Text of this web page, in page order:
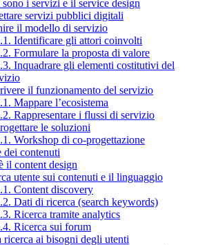
sono i servizi e il service design
servizi pubblici digitali
il modello di servizio
Identificare gli attori coinvolti
Formulare la proposta di valore
Inquadrare gli elementi costitutivi del
il funzionamento del servizio
Mappare l’ecosistema
Rappresentare i flussi di servizio
le soluzioni
Workshop di co-progettazione
dei contenuti
il content design
utente sui contenuti e il linguaggio
Content discovery
Dati di ricerca (search keywords)
Ricerca tramite analytics
Ricerca sui forum
ricerca ai bisogni degli utenti